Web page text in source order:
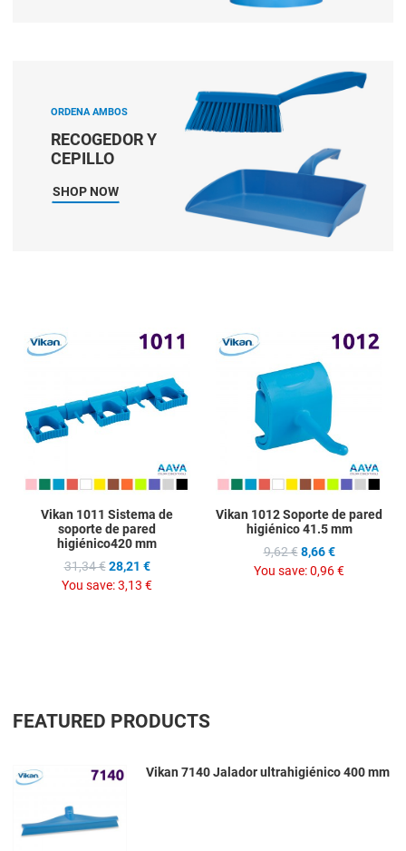
ORDENA AMBOS
RECOGEDOR Y
CEPILLO
SHOP NOW
Add to Wishlist
Add to Compare
Quick View
Vikan 1011 Sistema de
soporte de pared
higiénico420 mm
31,34 € 28,21 €
You save:3,13 €
Vikan 1012 Soporte de pared
higiénico 41.5 mm
9,62 € 8,66 €
You save:0,96 €
FEATURED PRODUCTS
Vikan 7140 Jalador ultrahigiénico 400 mm